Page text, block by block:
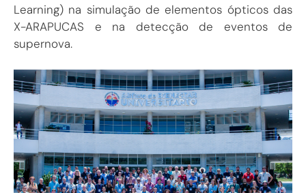
Learning) na simulação de elementos ópticos das
X-ARAPUCAS e na detecção de eventos de
supernova.